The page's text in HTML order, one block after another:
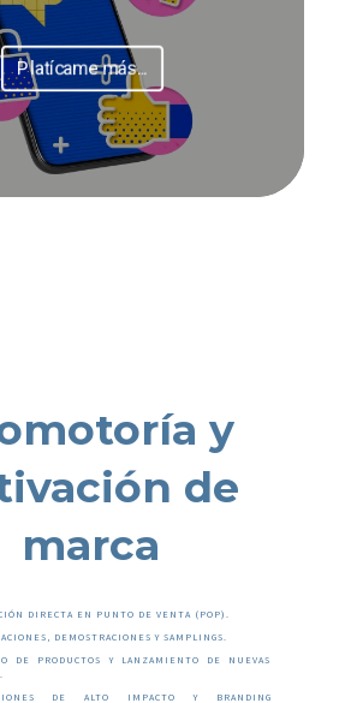
Platícame más...
y
de
marca
DIRECTA EN PUNTO DE VENTA (POP).
DEMOSTRACIONES Y SAMPLINGS.
DE PRODUCTOS Y LANZAMIENTO DE NUEVAS
DE ALTO IMPACTO Y BRANDING